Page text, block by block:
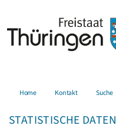
Home Kontakt Suche
STATISTISCHE DATEN